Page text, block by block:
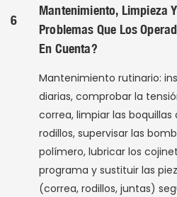
6
Mantenimiento, Limpieza
Problemas Que Los
En Cuenta?
Mantenimiento rutinario:
diarias, comprobar la
correa, limpiar las boquillas
rodillos, supervisar las
polímero, lubricar los
programa y sustituir las
(correa, rodillos, juntas)